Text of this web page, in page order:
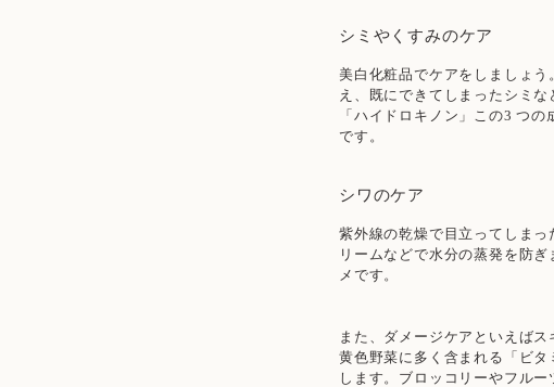
シミやくすみのケア
美白化粧品でケアをしましょ
え、既にできてしまったシミ
「ハイドロキノン」この3 つ
です。
シワのケア
紫外線の乾燥で目立ってしま
リームなどで水分の蒸発を防
メです。
また、ダメージケアといえば
黄色野菜に多く含まれる「ビ
します。ブロッコリーやフル